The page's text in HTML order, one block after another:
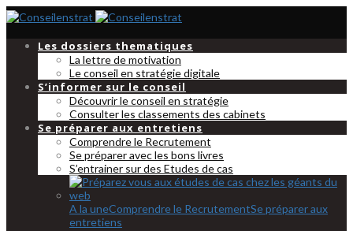
Les dossiers thematiques
La lettre de motivation
Le conseil en stratégie digitale
S’informer sur le conseil
Découvrir le conseil en stratégie
Consulter les classements des cabinets
Se préparer aux entretiens
Comprendre le Recrutement
Se préparer avec les bons livres
S’entrainer sur des Etudes de cas
A la uneComprendre le RecrutementSe préparer aux
entretiens